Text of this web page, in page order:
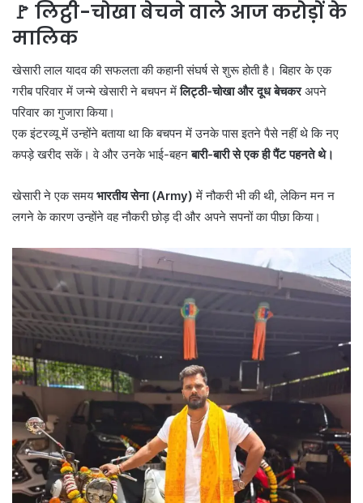
🚩 लिट्ठी-चोखा बेचने वाले आज करोड़ों के
मालिक
खेसारी लाल यादव की सफलता की कहानी संघर्ष से शुरू होती है। बिहार के एक
गरीब परिवार में जन्मे खेसारी ने बचपन मेंलिट्ठी-चोखा और दूध बेचकरअपने
परिवार का गुजारा किया।
एक इंटरव्यू में उन्होंने बताया था कि बचपन में उनके पास इतने पैसे नहीं थे कि नए
कपड़े खरीद सकें। वे और उनके भाई-बहनबारी-बारी से एक ही पैंट पहनते थे।
खेसारी ने एक समयभारतीय सेना (Army) में नौकरी भी की थी, लेकिन मन न
लगने के कारण उन्होंने वह नौकरी छोड़ दी और अपने सपनों का पीछा किया।